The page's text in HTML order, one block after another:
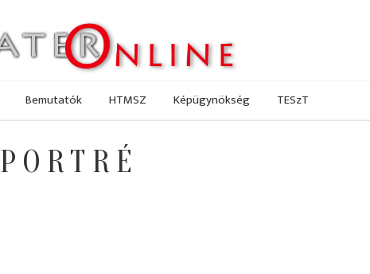
Bemutatók HTMSZ Képügynökség TESzT
PORTRÉ